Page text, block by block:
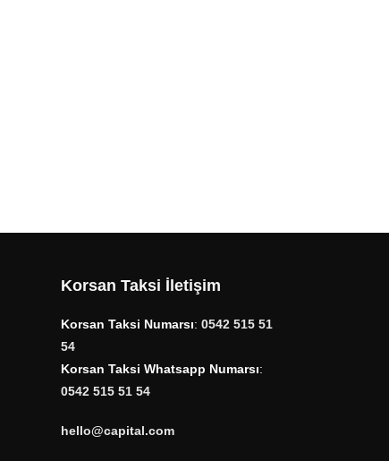
Korsan Taksi İletişim
Korsan Taksi Numarsı: 0542 515 51
54
Korsan Taksi Whatsapp Numarsı:
0542 515 51 54
hello@capital.com